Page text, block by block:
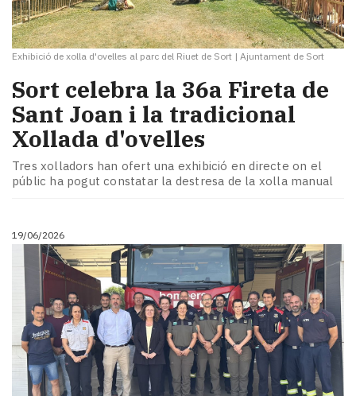
Exhibició de xolla d'ovelles al parc del Riuet de Sort | Ajuntament de Sort
Sort celebra la 36a Fireta de
Sant Joan i la tradicional
Xollada d'ovelles
Tres xolladors han ofert una exhibició en directe on el
públic ha pogut constatar la destresa de la xolla manual
19/06/2026